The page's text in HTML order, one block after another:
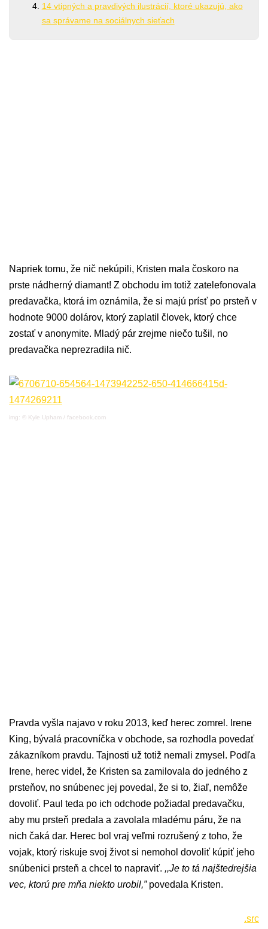
14 vtipných a pravdivých ilustrácií, ktoré ukazujú, ako
sa správame na sociálnych sieťach
Napriek tomu, že nič nekúpili, Kristen mala čoskoro na
prste nádherný diamant! Z obchodu im totiž zatelefonovala
predavačka, ktorá im oznámila, že si majú prísť po prsteň v
hodnote 9000 dolárov, ktorý zaplatil človek, ktorý chce
zostať v anonymite. Mladý pár zrejme niečo tušil, no
predavačka neprezradila nič.
img: © Kyle Upham / facebook.com
Pravda vyšla najavo v roku 2013, keď herec zomrel. Irene
King, bývalá pracovníčka v obchode, sa rozhodla povedať
zákazníkom pravdu. Tajnosti už totiž nemali zmysel. Podľa
Irene, herec videl, že Kristen sa zamilovala do jedného z
prsteňov, no snúbenec jej povedal, že si to, žiaľ, nemôže
dovoliť. Paul teda po ich odchode požiadal predavačku,
aby mu prsteň predala a zavolala mladému páru, že na
nich čaká dar. Herec bol vraj veľmi rozrušený z toho, že
vojak, ktorý riskuje svoj život si nemohol dovoliť kúpiť jeho
snúbenici prsteň a chcel to napraviť. ,,Je to tá najštedrejšia
vec, ktorú pre mňa niekto urobil,”povedala Kristen.
.src